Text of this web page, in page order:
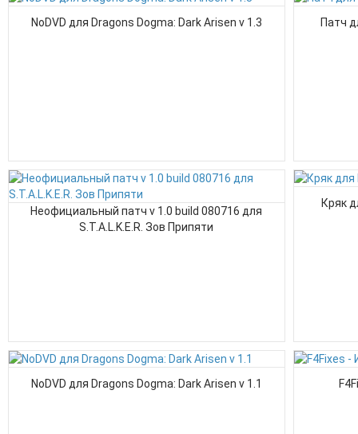
NoDVD для Dragons Dogma: Dark Arisen v 1.3 Патч
Неофициальный патч v 1.0 build 080716 для
S.T.A.L.K.E.R. Зов Припяти
Кряк
NoDVD для Dragons Dogma: Dark Arisen v 1.1